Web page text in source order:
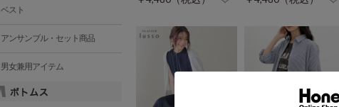
ベスト
アンサンブル・セット商品
男女兼用アイテム